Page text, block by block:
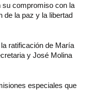
compromiso con la
de la paz y la libertad
ratificación de María
y José Molina
especiales que